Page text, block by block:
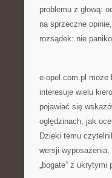
problemu z głową:
na sprzeczne
rozsądek: nie
e-opel.com.pl może
interesuje wielu
pojawiać się
oględzinach, jak
Dzięki temu
wersji
„bogate” z ukrytymi